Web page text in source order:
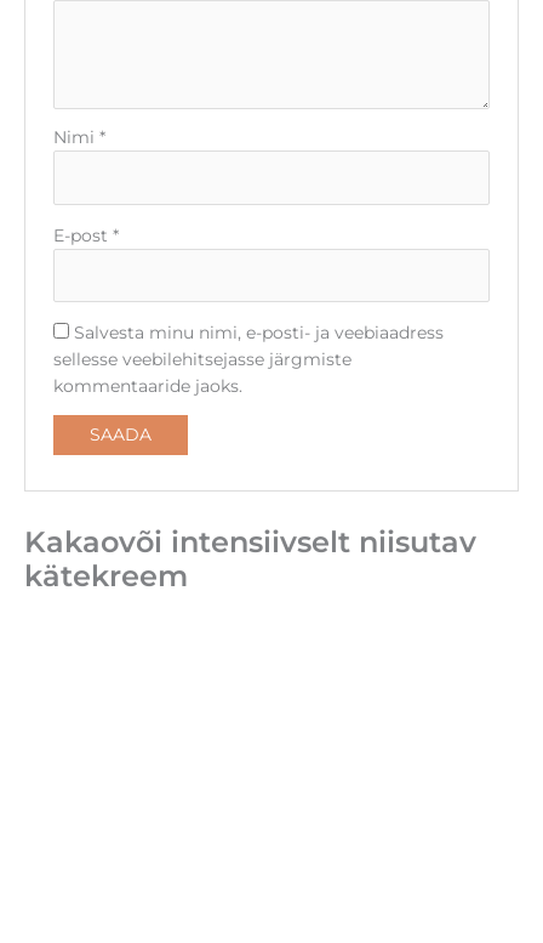
Nimi *
E-post *
Salvesta minu nimi, e-posti- ja veebiaadress
sellesse veebilehitsejasse järgmiste
kommentaaride jaoks.
Kakaovõi intensiivselt niisutav
kätekreem